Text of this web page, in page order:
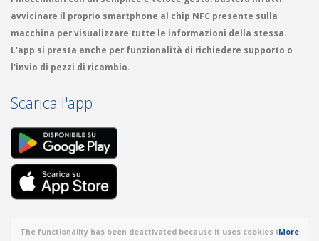
avvicinare il proprio smartphone al chip NFC presente sulla
macchina per visualizzare tutte le informazioni della stessa.
L'app si presta anche per funzionalità di richiedere supporto o
l'invio di pezzi di ricambio.
Scarica l'app
The functionality has been deactivated because it uses cookies (More